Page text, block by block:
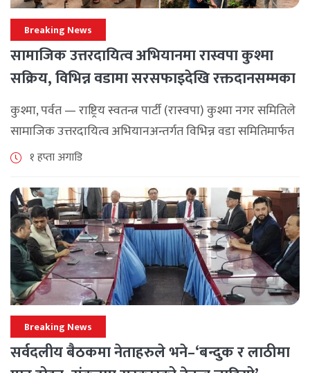
Breaking News
सामाजिक उत्तरदायित्व अभियानमा रास्वपा कुश्मा
सक्रिय, विभिन्न वडामा सरसफाइदेखि रक्तदानसम्मका
कार्यक्रम
कुश्मा, पर्वत — राष्ट्रिय स्वतन्त्र पार्टी (रास्वपा) कुश्मा नगर समितिले
सामाजिक उत्तरदायित्व अभियानअन्तर्गत विभिन्न वडा समितिमार्फत
समुदाय केन्द्रित र सेवामूलक कार्यक्रम सञ्चालन गरिरहेको जनाएको
१ हप्ता अगाडि
Breaking News
सर्वदलीय बैठकमा नेताहरुले भने–‘बन्दुक र लाठीमा